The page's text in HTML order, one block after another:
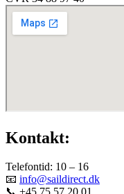
Kontakt:
Telefontid: 10 – 16
📧 info@saildirect.dk